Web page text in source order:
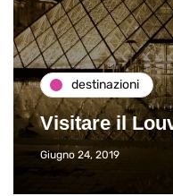
destinazioni
Paros e la
Viaggio
Giugno 26, 2013